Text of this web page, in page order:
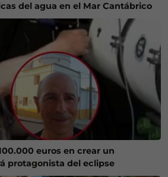
del agua en el Mar Cantábrico
euros en crear un
protagonista del eclipse